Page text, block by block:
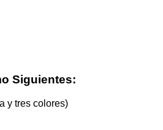
Siguientes:
y tres colores)